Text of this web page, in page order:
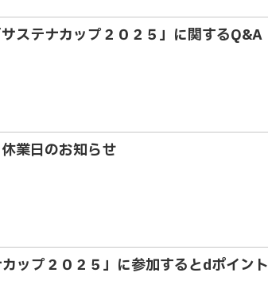
ステナカップ２０２５」に関するQ&A
業日のお知らせ
ップ２０２５」に参加するとdポイント